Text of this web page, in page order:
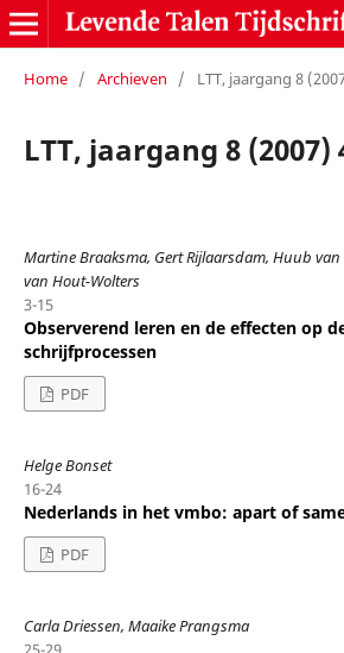
Home / Archieven / LTT, jaargang 8
LTT, jaargang 8 (2007)
Martine Braaksma, Gert Rijlaarsdam, Huub
van Hout-Wolters
3-15
Observerend leren en de effecten op
schrijfprocessen
PDF
Helge Bonset
16-24
Nederlands in het vmbo: apart of
PDF
Carla Driessen, Maaike Prangsma